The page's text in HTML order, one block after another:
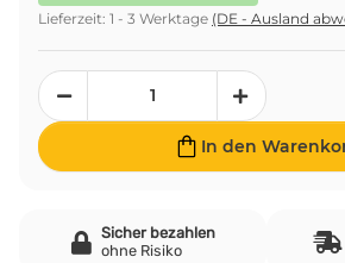
Lieferzeit: 1 - 3 Werktage (DE - Ausland
In den
Sicher bezahlen
ohne Risiko